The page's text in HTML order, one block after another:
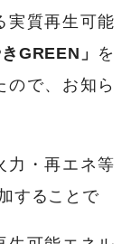
実質再生可能
GREEN」 を
ので、お知ら
力・再エネ等
することで